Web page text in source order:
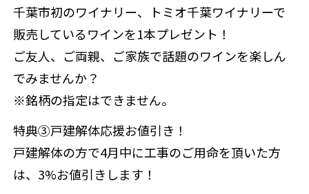
千葉市初のワイナリー、トミオ千葉ワイナリーで
販売しているワインを1本プレゼント！
ご友人、ご両親、ご家族で話題のワインを楽しん
でみませんか？
※銘柄の指定はできません。
特典③戸建解体応援お値引き！
戸建解体の方で4月中に工事のご用命を頂いた方
は、3%お値引きします！